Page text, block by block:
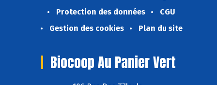
Protection des données
CGU
Gestion des cookies
Plan du site
Biocoop Au Panier Vert